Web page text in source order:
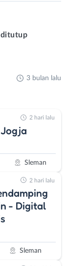
ditutup
3 bulan lalu
Sleman
2 hari lalu
- Digital
Sleman
2 hari lalu